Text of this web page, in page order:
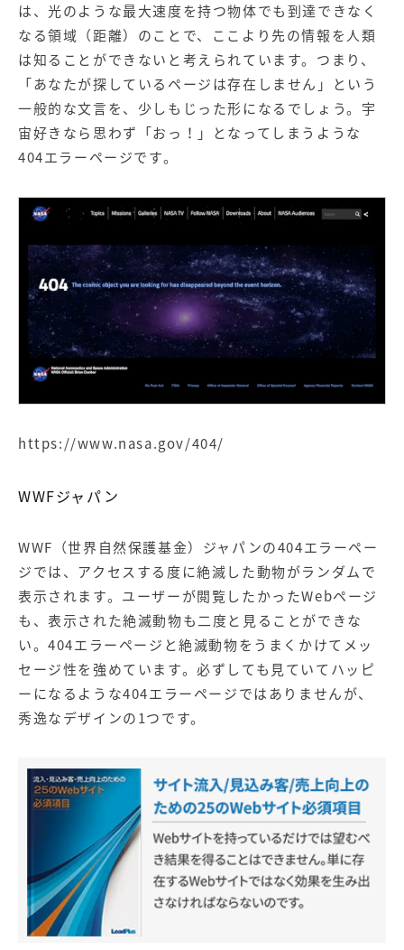
は、光のような最大速度を持つ物体でも到達できなく
なる領域（距離）のことで、ここより先の情報を人類
は知ることができないと考えられています。つまり、
「あなたが探しているページは存在しません」という
一般的な文言を、少しもじった形になるでしょう。宇
宙好きなら思わず「おっ！」となってしまうような
404エラーページです。
https://www.nasa.gov/404/
WWFジャパン
WWF（世界自然保護基金）ジャパンの404エラーペー
ジでは、アクセスする度に絶滅した動物がランダムで
表示されます。ユーザーが閲覧したかったWebページ
も、表示された絶滅動物も二度と見ることができな
い。404エラーページと絶滅動物をうまくかけてメッ
セージ性を強めています。必ずしても見ていてハッピ
ーになるような404エラーページではありませんが、
秀逸なデザインの1つです。